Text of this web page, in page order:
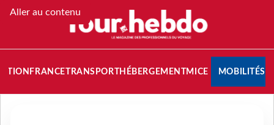
Aller au contenu
FRANCETRANSPORT HÉBERGEMENTMICE MOBILITÉS